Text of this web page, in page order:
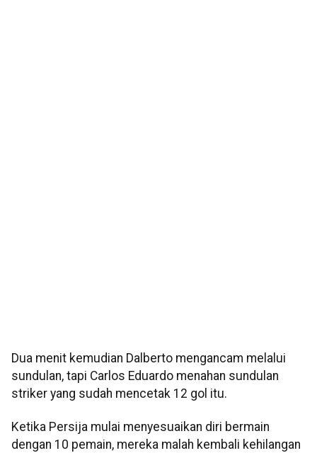
Dua menit kemudian Dalberto mengancam melalui
sundulan, tapi Carlos Eduardo menahan sundulan
striker yang sudah mencetak 12 gol itu.
Ketika Persija mulai menyesuaikan diri bermain
dengan 10 pemain, mereka malah kembali kehilangan